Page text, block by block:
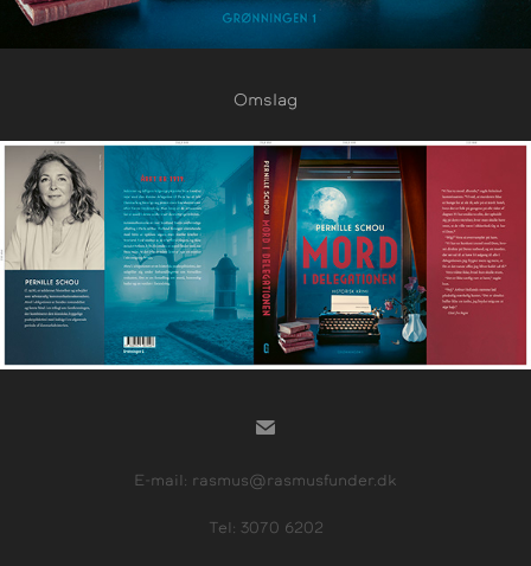
Omslag
E-mail: rasmus@rasmusfunder.dk
Tel: 3070 6202